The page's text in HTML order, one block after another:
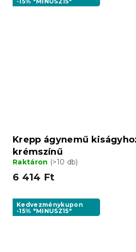
Krepp ágynemű
krémszínű
Raktáron (>10 db)
6 414 Ft
Kedvezménykupon
-15% "MINUSZ15"